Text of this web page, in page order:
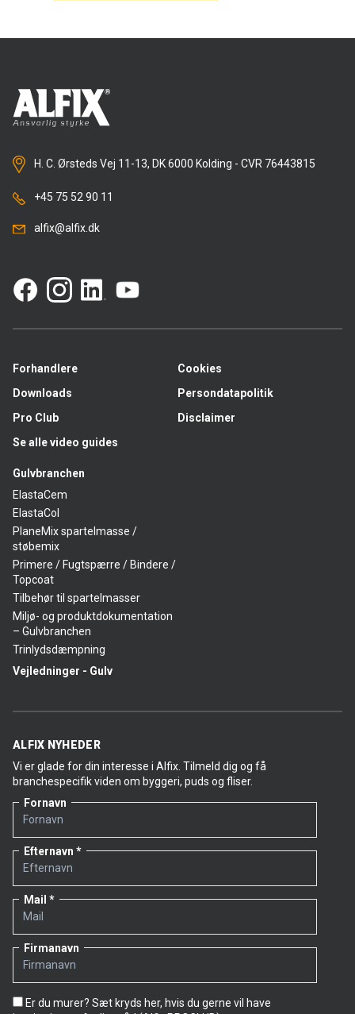
H. C. Ørsteds Vej 11-13, DK 6000 Kolding - CVR 76443815
+45 75 52 90 11
alfix@alfix.dk
Forhandlere
Downloads
Pro Club
Se alle video guides
Gulvbranchen
ElastaCem
ElastaCol
PlaneMix spartelmasse /
støbemix
Primere / Fugtspærre / Bindere /
Topcoat
Tilbehør til spartelmasser
Miljø- og produktdokumentation
– Gulvbranchen
Trinlydsdæmpning
Vejledninger - Gulv
Cookies
Persondatapolitik
Disclaimer
ALFIX NYHEDER
Vi er glade for din interesse i Alfix. Tilmeld dig og få
branchespecifik viden om byggeri, puds og fliser.
Fornavn
Efternavn
Mail
Firmanavn
Er du murer? Sæt kryds her, hvis du gerne vil have